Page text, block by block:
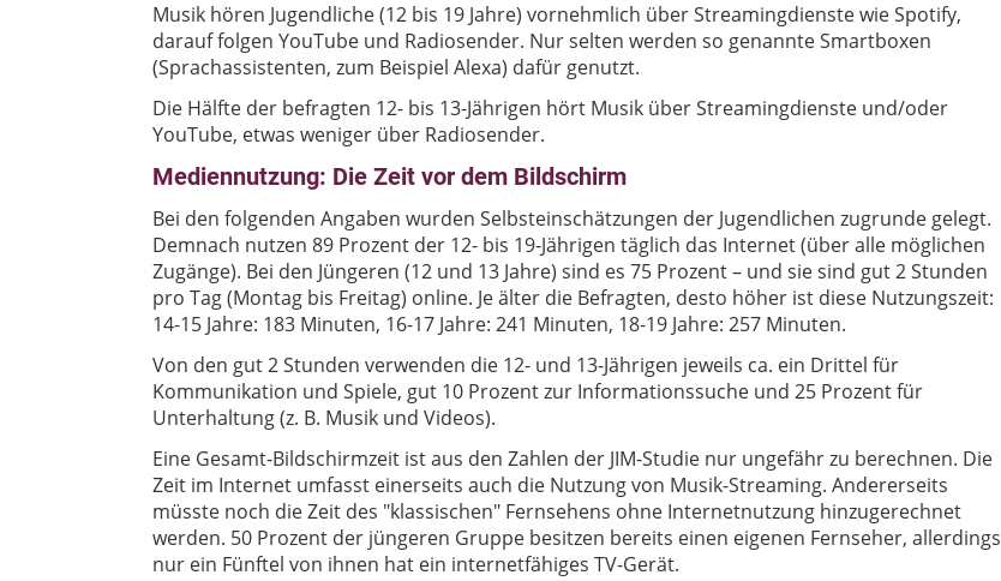
Musik hören Jugendliche (12 bis 19 Jahre) vornehmlich über Streamingdienste wie Spotify,
darauf folgen YouTube und Radiosender. Nur selten werden so genannte Smartboxen
(Sprachassistenten, zum Beispiel Alexa) dafür genutzt.
Die Hälfte der befragten 12- bis 13-Jährigen hört Musik über Streamingdienste und/oder
YouTube, etwas weniger über Radiosender.
Mediennutzung: Die Zeit vor dem Bildschirm
Bei den folgenden Angaben wurden Selbsteinschätzungen der Jugendlichen zugrunde gelegt.
Demnach nutzen 89 Prozent der 12- bis 19-Jährigen täglich das Internet (über alle möglichen
Zugänge). Bei den Jüngeren (12 und 13 Jahre) sind es 75 Prozent – und sie sind gut 2 Stunden
pro Tag (Montag bis Freitag) online. Je älter die Befragten, desto höher ist diese Nutzungszeit:
14-15 Jahre: 183 Minuten, 16-17 Jahre: 241 Minuten, 18-19 Jahre: 257 Minuten.
Von den gut 2 Stunden verwenden die 12- und 13-Jährigen jeweils ca. ein Drittel für
Kommunikation und Spiele, gut 10 Prozent zur Informationssuche und 25 Prozent für
Unterhaltung (z. B. Musik und Videos).
Eine Gesamt-Bildschirmzeit ist aus den Zahlen der JIM-Studie nur ungefähr zu berechnen. Die
Zeit im Internet umfasst einerseits auch die Nutzung von Musik-Streaming. Andererseits
müsste noch die Zeit des "klassischen" Fernsehens ohne Internetnutzung hinzugerechnet
werden. 50 Prozent der jüngeren Gruppe besitzen bereits einen eigenen Fernseher, allerdings
nur ein Fünftel von ihnen hat ein internetfähiges TV-Gerät.